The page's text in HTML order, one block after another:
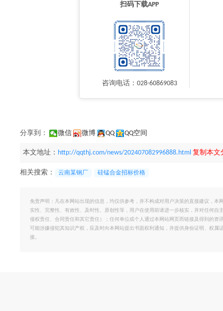
扫码下载APP
咨询电话：028-60869083
分享到： 微信 微博 QQ QQ空间
本文地址： http://qqthj.com/news/202407082996888.html 复制本文
相关搜索： 云南某钢厂 硅锰合金招标价格
免责声明：凡在本网站出现的信息，均仅供参考，并不构成对用户决策的直接建议，
实性、完整性、有效性、及时性、原创性等，用户在使用前请进一步核实，并对任何
侵权责任、合同责任和其它责任）；任何单位或个人通过本网站网页而链接及得到的
可能涉嫌侵犯其知识产权，应及时向本网站提出书面权利通知，并提供身份证明、权
接。